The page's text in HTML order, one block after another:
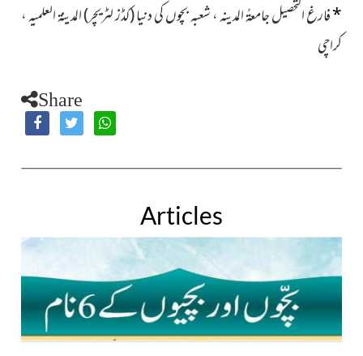
*فارغ التحصیل جامعۃُ المدینہ ،شعبہ بچوں کی دنیا (کڈز لٹریچر) المدینۃ العلمیہ ،
کراچی
Share
Articles